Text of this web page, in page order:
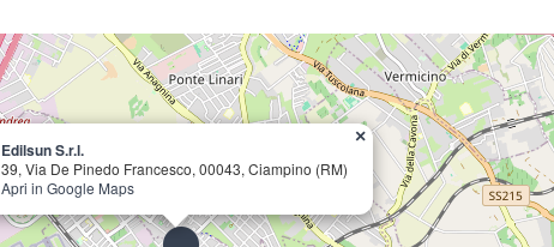
Edilsun S.r.l.
39, Via De Pinedo Francesco, 00043, Ciampino (RM)
Apri in Google Maps
×